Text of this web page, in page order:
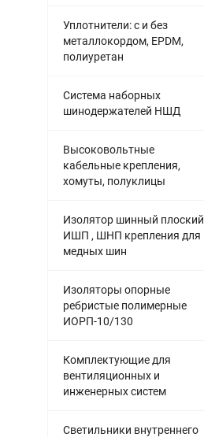
Уплотнители: с и без
металлокордом, EPDM,
полиуретан
Система наборных
шинодержателей НШД
Высоковольтные
кабельные крепления,
хомуты, полуклицы
Изолятор шинный плоский
ИШП , ШНП крепления для
медных шин
Изоляторы опорные
ребристые полимерные
ИОРП-10/130
Комплектующие для
вентиляционных и
инженерных систем
Светильники внутреннего